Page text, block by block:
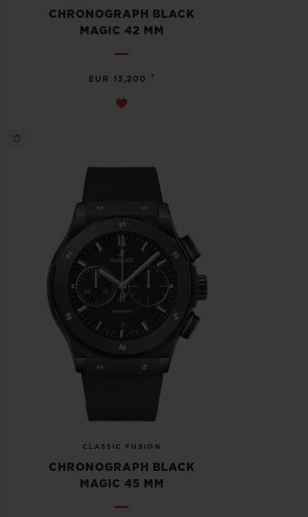
CHRONOGRAPH BLACK
MAGIC 42 MM
EUR 13,200 •
CLASSIC FUSION
CHRONOGRAPH BLACK
MAGIC 45 MM